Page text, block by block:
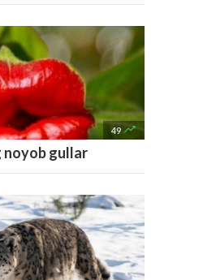
49 
noyob gullar